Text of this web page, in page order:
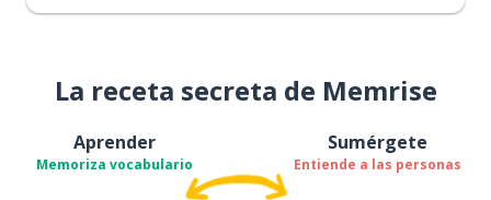
La receta secreta de Memrise
Aprender
Memoriza vocabulario
Sumérgete
Entiende a las personas